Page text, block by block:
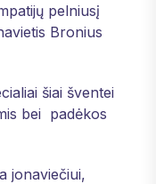
pelniusį
Bronius
šiai šventei
bei padėkos
jonaviečiui,